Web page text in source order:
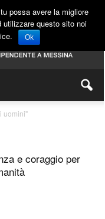
uomini"
e coraggio per
possa avere la migliore
questo sito noi
Ok